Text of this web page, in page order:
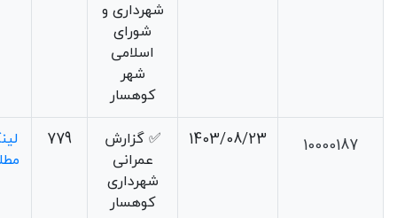
شهرداری و
شورای
اسلامی
شهر
کوهسار
10000187
1403/08/23
✅️ گزارش
عمرانی
شهرداری
کوهسار
779